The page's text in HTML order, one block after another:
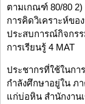
ตามเกณฑ์ 80/80
การคิดวิเคราะห์ข
ประสบการณ์กิจกร
การเรียนรู้ 4 MAT
ประชากรที่ใช้ในก
กำลังศึกษาอยู่ใน ภ
แก่บ่อหิน สำนักงาน